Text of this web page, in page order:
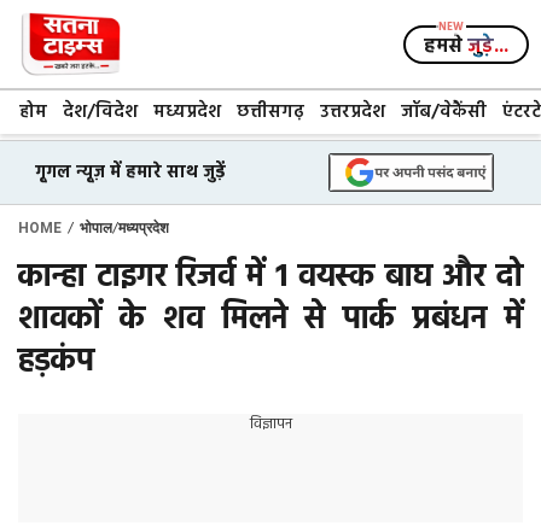
Skip
content
हमसेजुड़े...
होम देश/विदेश मध्यप्रदेश छत्तीसगढ़ उत्तरप्रदेश जॉब/वेकैंसी
गूगल न्यूज़ में हमारे साथ जुड़ें
HOME / भोपाल/मध्यप्रदेश
कान्हा टाइगर रिजर्व में 1 वयस्क बाघ और दो
शावकों के शव मिलने से पार्क प्रबंधन में
हड़कंप
विज्ञापन